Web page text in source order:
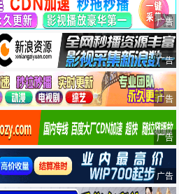
广告
广告
广告
广告
广告